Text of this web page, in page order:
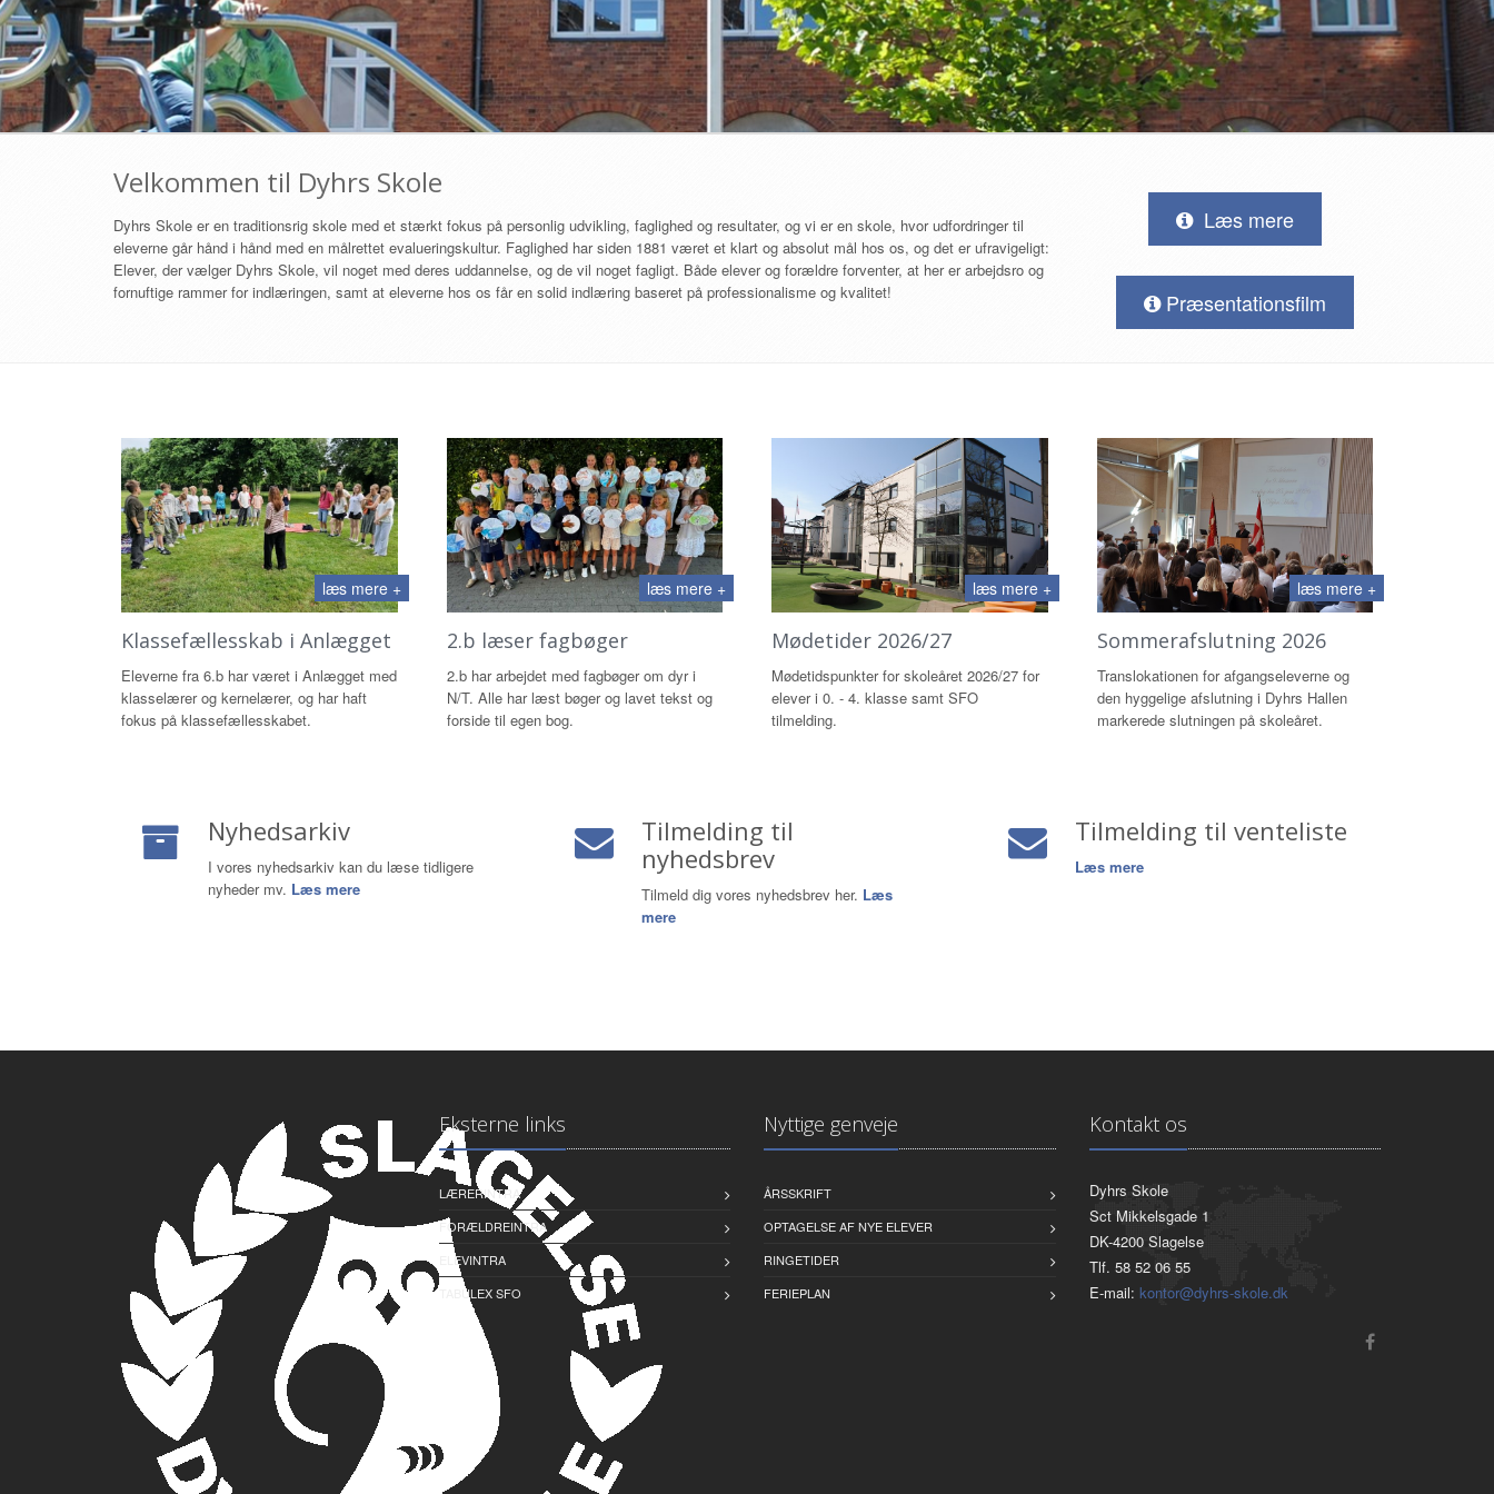
Velkommen til Dyhrs Skole
Dyhrs Skole er en traditionsrig skole med et stærkt fokus på personlig udvikling, faglighed og resultater, og vi er en skole, hvor udfordringer til
eleverne går hånd i hånd med en målrettet evalueringskultur. Faglighed har siden 1881 været et klart og absolut mål hos os, og det er ufravigeligt:
Elever, der vælger Dyhrs Skole, vil noget med deres uddannelse, og de vil noget fagligt. Både elever og forældre forventer, at her er arbejdsro og
fornuftige rammer for indlæringen, samt at eleverne hos os får en solid indlæring baseret på professionalisme og kvalitet!
Læs mere
Præsentationsfilm
læs mere +
Klassefællesskab i Anlægget
Eleverne fra 6.b har været i Anlægget med
klasselærer og kernelærer, og har haft
fokus på klassefællesskabet.
læs mere +
2.b læser fagbøger
2.b har arbejdet med fagbøger om dyr i
N/T. Alle har læst bøger og lavet tekst og
forside til egen bog.
læs mere +
Mødetider 2026/27
Mødetidspunkter for skoleåret 2026/27 for
elever i 0. - 4. klasse samt SFO
tilmelding.
læs mere +
Sommerafslutning 2026
Translokationen for afgangseleverne og
den hyggelige afslutning i Dyhrs Hallen
markerede slutningen på skoleåret.
Nyhedsarkiv
I vores nyhedsarkiv kan du læse tidligere
nyheder mv. Læs mere
Tilmelding til
nyhedsbrev
Tilmeld dig vores nyhedsbrev her. Læs
mere
Tilmelding til venteliste
Læs mere
Eksterne links
LÆRERINTRA
FORÆLDREINTRA
ELEVINTRA
TABULEX SFO
Nyttige genveje
ÅRSSKRIFT
OPTAGELSE AF NYE ELEVER
RINGETIDER
FERIEPLAN
Kontakt os
Dyhrs Skole
Sct Mikkelsgade 1
DK-4200 Slagelse
Tlf. 58 52 06 55
E-mail: kontor@dyhrs-skole.dk